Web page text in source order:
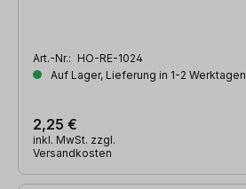
Art.-Nr.: HO-RE-1024
Auf Lager, Lieferung in 1-2 Werktagen
2,25 €
inkl. MwSt. zzgl.
Versandkosten